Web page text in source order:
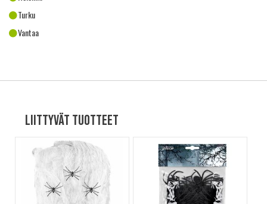
Turku
Vantaa
Liittyvät tuotteet